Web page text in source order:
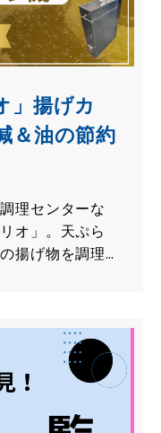
」揚げカ
＆油の節約
理センターな
オ」。天ぷら
揚げ物を調理